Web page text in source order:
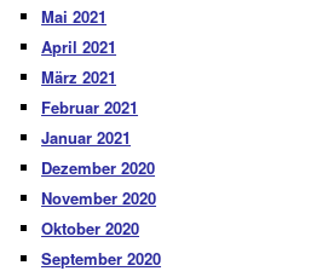
Mai 2021
April 2021
März 2021
Februar 2021
Januar 2021
Dezember 2020
November 2020
Oktober 2020
September 2020